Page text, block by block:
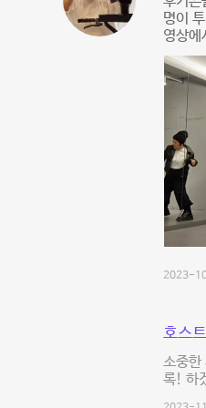
명이
영상에
2023-
호스
소중한
록! 하